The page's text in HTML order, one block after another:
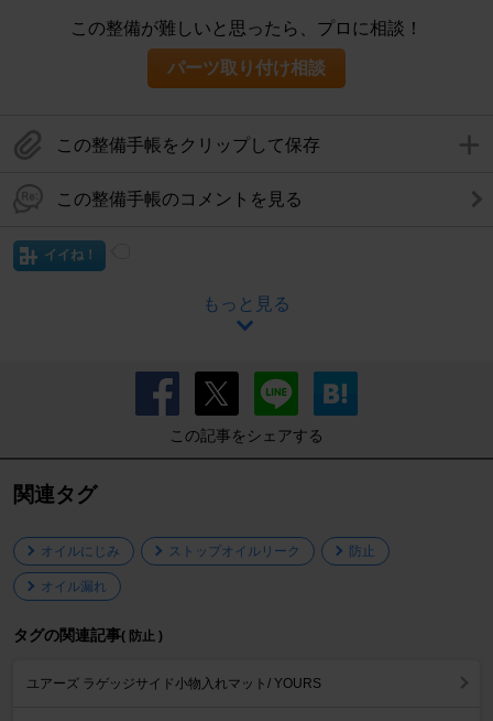
この整備が難しいと思ったら、プロに相談！
パーツ取り付け相談
この整備手帳をクリップして保存
この整備手帳のコメントを見る
イイね！
もっと見る
この記事をシェアする
関連タグ
オイルにじみ ストップオイルリーク 防止
オイル漏れ
タグの関連記事( 防止 )
ユアーズ ラゲッジサイド小物入れマット/ YOURS